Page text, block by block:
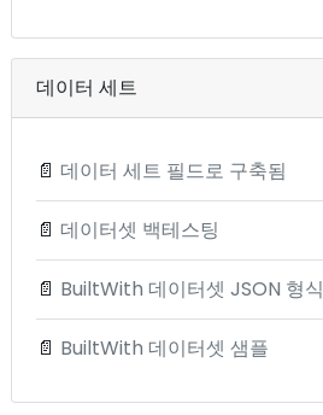
데이터 세트
📄 데이터 세트 필드로 구축됨
📄 데이터셋 백테스팅
📄 BuiltWith 데이터셋 JSON 형식
📄 BuiltWith 데이터셋 샘플